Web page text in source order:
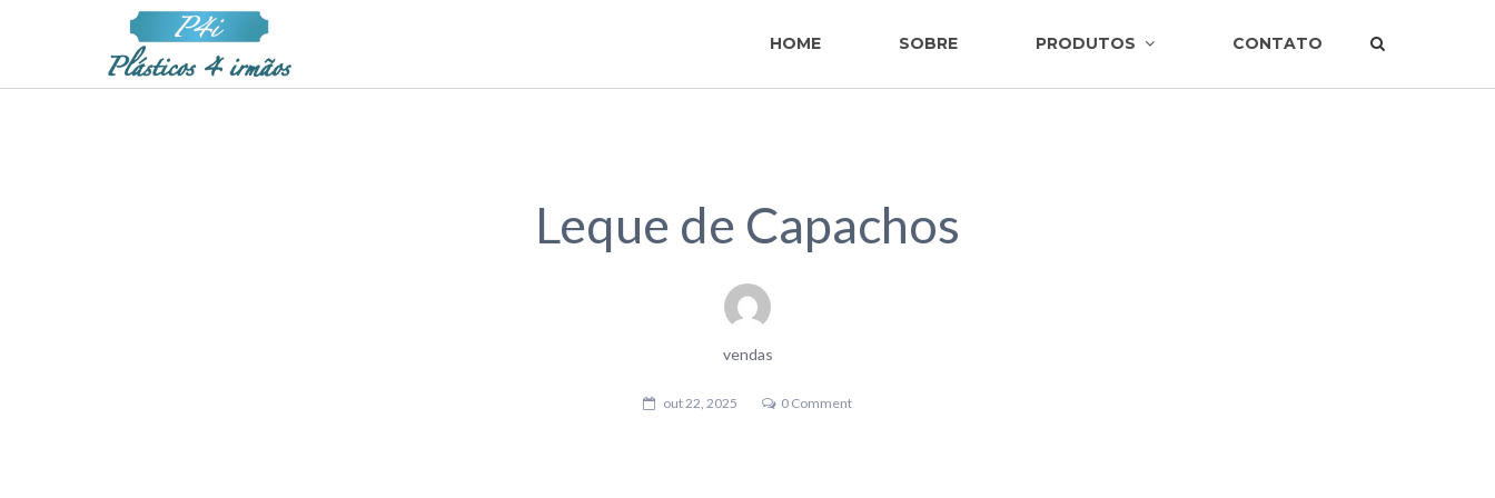
HOME SOBRE PRODUTOS CONTATO
Leque de Capachos
vendas
out 22, 2025 0 Comment